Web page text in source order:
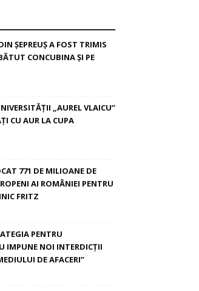
ȘEPREUȘ A FOST TRIMIS
CONCUBINA ȘI PE
„AUREL VLAICU”
CU AUR LA CUPA
771 DE MILIOANE DE
AI ROMÂNIEI PENTRU
FRITZ
PENTRU
IMPUNE NOI INTERDICȚII
DE AFACERI”